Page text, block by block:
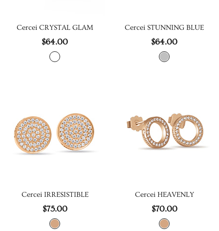
Cercei CRYSTAL GLAM
$64.00
Cercei STUNNING BLUE
$64.00
Cercei IRRESISTIBLE
$75.00
Cercei HEAVENLY
$70.00